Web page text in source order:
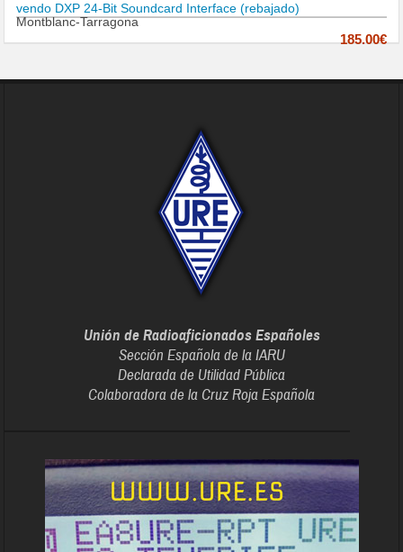
vendo DXP 24-Bit Soundcard Interface (rebajado)
Montblanc-Tarragona
185.00€
Unión de Radioaficionados Españoles
Sección Española de la IARU
Declarada de Utilidad Pública
Colaboradora de la Cruz Roja Española